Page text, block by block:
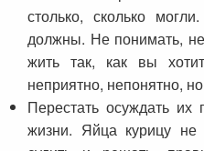
столько, сколько
должны. Не понимать,
жить так, как вы
неприятно, непонятно, но
Перестать осуждать их
жизни. Яйца курицу